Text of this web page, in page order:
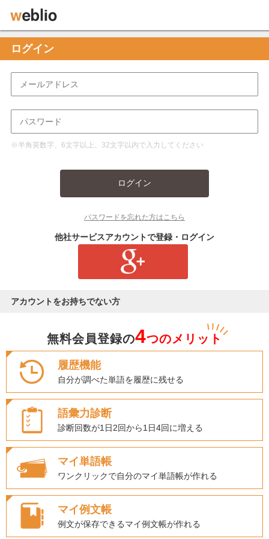
ログイン
※半角英数字、6文字以上、32文字以内で入力してください
ログイン
パスワードを忘れた方はこちら
他社サービスアカウントで登録・ログイン
アカウントをお持ちでない方
無料会員登録の4つのメリット
履歴機能
自分が調べた単語を履歴に残せる
語彙力診断
診断回数が1日2回から1日4回に増える
マイ単語帳
ワンクリックで自分のマイ単語帳が作れる
マイ例文帳
例文が保存できるマイ例文帳が作れる